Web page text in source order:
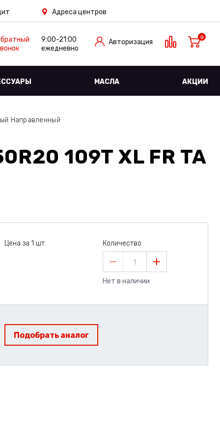
Адреса центров
9:00-21:00
ежедневно
Авторизация
0
МАСЛА АКЦИИ
Направленный
109T XL FR TA
Цена за 1 шт. Количество
1
Нет в наличии
Подобрать аналог